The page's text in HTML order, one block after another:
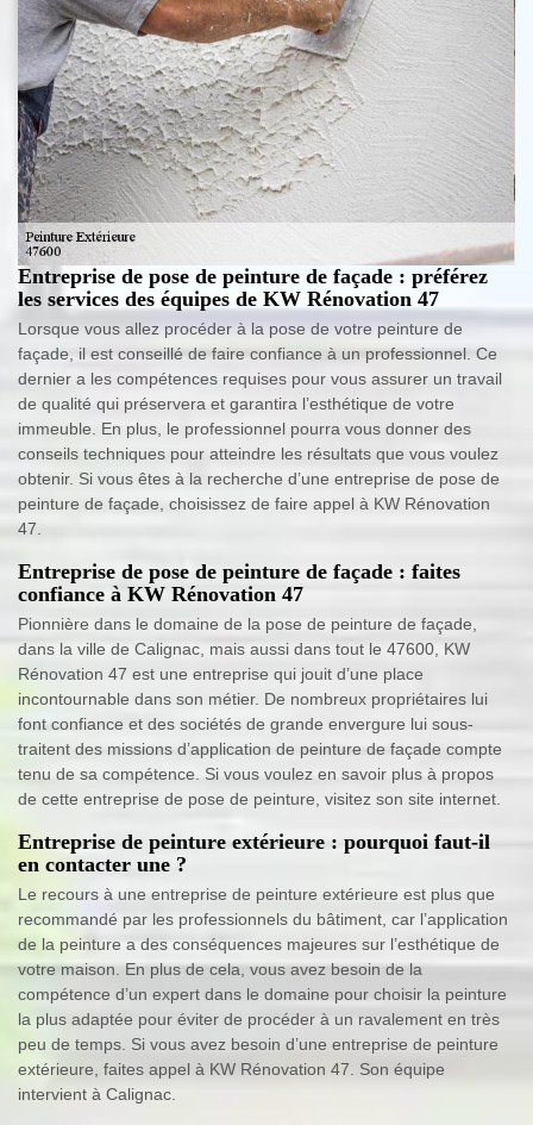
Entreprise de pose de peinture de façade : préférez
les services des équipes de KW Rénovation 47
Lorsque vous allez procéder à la pose de votre peinture de
façade, il est conseillé de faire confiance à un professionnel. Ce
dernier a les compétences requises pour vous assurer un travail
de qualité qui préservera et garantira l’esthétique de votre
immeuble. En plus, le professionnel pourra vous donner des
conseils techniques pour atteindre les résultats que vous voulez
obtenir. Si vous êtes à la recherche d’une entreprise de pose de
peinture de façade, choisissez de faire appel à KW Rénovation
47.
Entreprise de pose de peinture de façade : faites
confiance à KW Rénovation 47
Pionnière dans le domaine de la pose de peinture de façade,
dans la ville de Calignac, mais aussi dans tout le 47600, KW
Rénovation 47 est une entreprise qui jouit d’une place
incontournable dans son métier. De nombreux propriétaires lui
font confiance et des sociétés de grande envergure lui sous-
traitent des missions d’application de peinture de façade compte
tenu de sa compétence. Si vous voulez en savoir plus à propos
de cette entreprise de pose de peinture, visitez son site internet.
Entreprise de peinture extérieure : pourquoi faut-il
en contacter une ?
Le recours à une entreprise de peinture extérieure est plus que
recommandé par les professionnels du bâtiment, car l’application
de la peinture a des conséquences majeures sur l’esthétique de
votre maison. En plus de cela, vous avez besoin de la
compétence d’un expert dans le domaine pour choisir la peinture
la plus adaptée pour éviter de procéder à un ravalement en très
peu de temps. Si vous avez besoin d’une entreprise de peinture
extérieure, faites appel à KW Rénovation 47. Son équipe
intervient à Calignac.